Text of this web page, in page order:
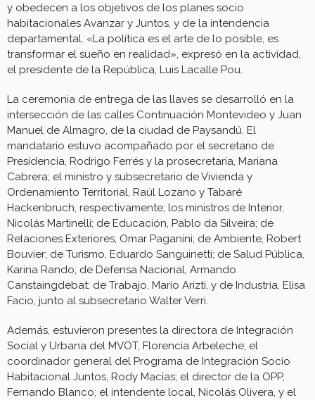
y obedecen a los objetivos de los planes socio
habitacionales Avanzar y Juntos, y de la intendencia
departamental. «La política es el arte de lo posible, es
transformar el sueño en realidad», expresó en la actividad,
el presidente de la República, Luis Lacalle Pou.
La ceremonia de entrega de las llaves se desarrolló en la
intersección de las calles Continuación Montevideo y Juan
Manuel de Almagro, de la ciudad de Paysandú. El
mandatario estuvo acompañado por el secretario de
Presidencia, Rodrigo Ferrés y la prosecretaria, Mariana
Cabrera; el ministro y subsecretario de Vivienda y
Ordenamiento Territorial, Raúl Lozano y Tabaré
Hackenbruch, respectivamente; los ministros de Interior,
Nicolás Martinelli; de Educación, Pablo da Silveira; de
Relaciones Exteriores, Omar Paganini; de Ambiente, Robert
Bouvier; de Turismo, Eduardo Sanguinetti; de Salud Pública,
Karina Rando; de Defensa Nacional, Armando
Canstaingdebat; de Trabajo, Mario Arizti, y de Industria, Elisa
Facio, junto al subsecretario Walter Verri.
Además, estuvieron presentes la directora de Integración
Social y Urbana del MVOT, Florencia Arbeleche; el
coordinador general del Programa de Integración Socio
Habitacional Juntos, Rody Macías; el director de la OPP,
Fernando Blanco; el intendente local, Nicolás Olivera, y el